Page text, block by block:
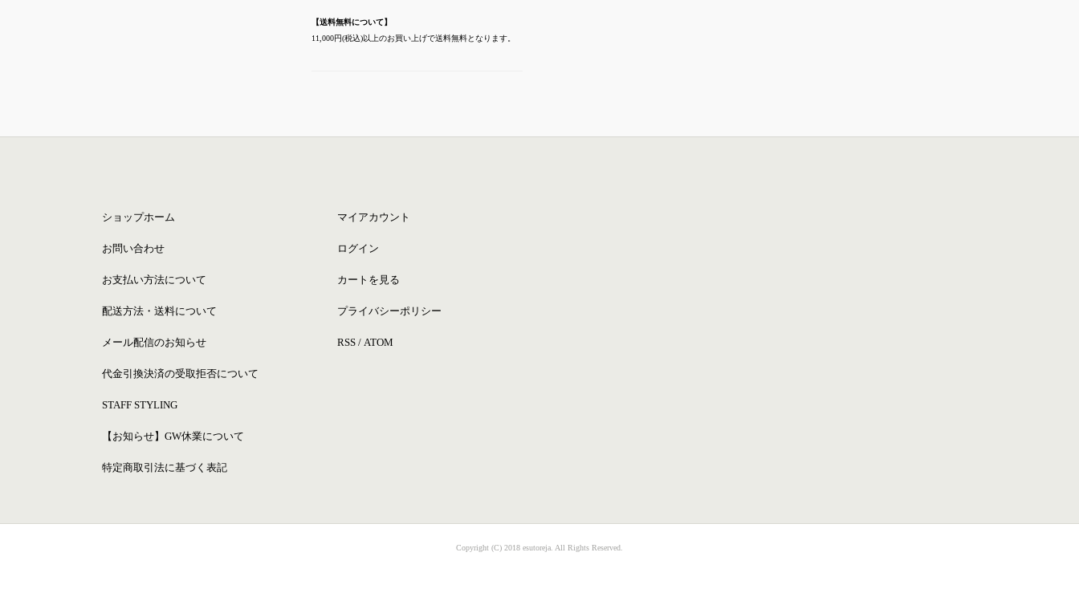
【送料無料について】
11,000円(税込)以上のお買い上げで送料無料となります。
ショップホーム
お問い合わせ
お支払い方法について
配送方法・送料について
メール配信のお知らせ
代金引換決済の受取拒否について
STAFF STYLING
【お知らせ】GW休業について
特定商取引法に基づく表記
マイアカウント
ログイン
カートを見る
プライバシーポリシー
RSS/ ATOM
Copyright (C) 2018 esutoreja. All Rights Reserved.